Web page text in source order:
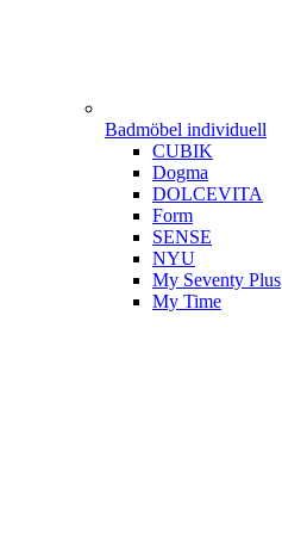
Badmöbel individuell
CUBIK
Dogma
DOLCEVITA
Form
SENSE
NYU
My Seventy Plus
My Time